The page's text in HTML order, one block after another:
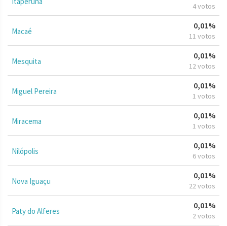
4 votos
Macaé
0,01%
11 votos
Mesquita
0,01%
12 votos
Miguel Pereira
0,01%
1 votos
Miracema
0,01%
1 votos
Nilópolis
0,01%
6 votos
Nova Iguaçu
0,01%
22 votos
Paty do Alferes
0,01%
2 votos